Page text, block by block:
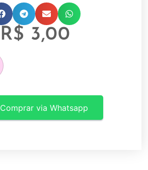
R$ 3,00
Comprar via Whatsapp